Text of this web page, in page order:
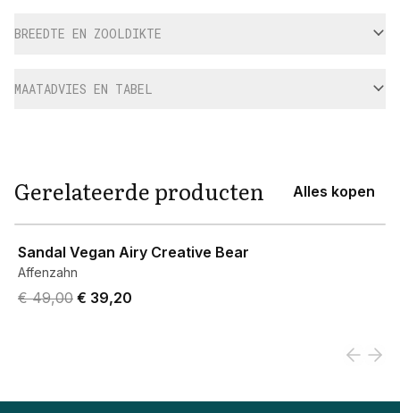
BREEDTE EN ZOOLDIKTE
MAATADVIES EN TABEL
Gerelateerde producten Alles kopen
Sandal Vegan Airy Creative Bear
Affenzahn
Original price was € 49,00.
€ 49,00 Current price is € 39,20.
€ 39,20